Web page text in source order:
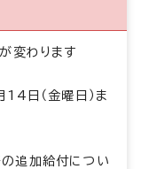
変わります
日（金曜日）ま
追加給付につい